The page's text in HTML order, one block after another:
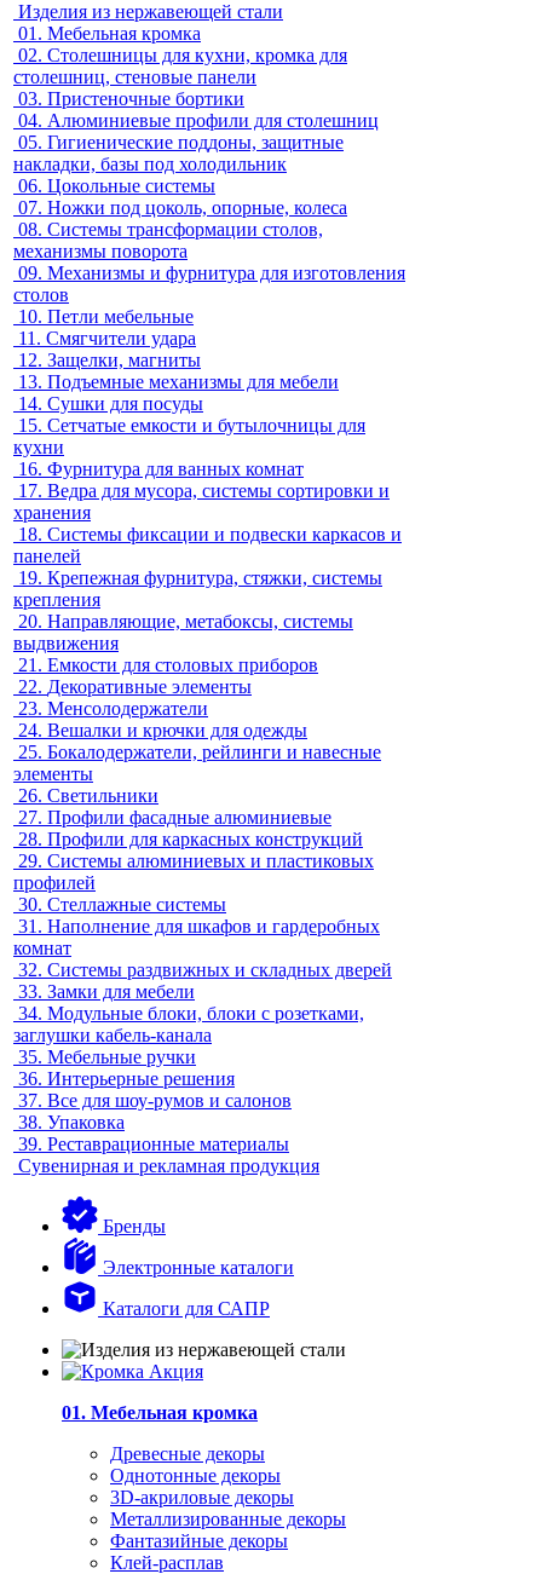
Изделия из нержавеющей стали
01. Мебельная кромка
02. Столешницы для кухни, кромка для
столешниц, стеновые панели
03. Пристеночные бортики
04. Алюминиевые профили для столешниц
05. Гигиенические поддоны, защитные
накладки, базы под холодильник
06. Цокольные системы
07. Ножки под цоколь, опорные, колеса
08. Системы трансформации столов,
механизмы поворота
09. Механизмы и фурнитура для изготовления
столов
10. Петли мебельные
11. Смягчители удара
12. Защелки, магниты
13. Подъемные механизмы для мебели
14. Сушки для посуды
15. Сетчатые емкости и бутылочницы для
кухни
16. Фурнитура для ванных комнат
17. Ведра для мусора, системы сортировки и
хранения
18. Системы фиксации и подвески каркасов и
панелей
19. Крепежная фурнитура, стяжки, системы
крепления
20. Направляющие, метабоксы, системы
выдвижения
21. Емкости для столовых приборов
22. Декоративные элементы
23. Менсолодержатели
24. Вешалки и крючки для одежды
25. Бокалодержатели, рейлинги и навесные
элементы
26. Светильники
27. Профили фасадные алюминиевые
28. Профили для каркасных конструкций
29. Системы алюминиевых и пластиковых
профилей
30. Стеллажные системы
31. Наполнение для шкафов и гардеробных
комнат
32. Системы раздвижных и складных дверей
33. Замки для мебели
34. Модульные блоки, блоки с розетками,
заглушки кабель-канала
35. Мебельные ручки
36. Интерьерные решения
37. Все для шоу-румов и салонов
38. Упаковка
39. Реставрационные материалы
Сувенирная и рекламная продукция
Бренды
Электронные каталоги
Каталоги для САПР
01. Мебельная кромка
Древесные декоры
Однотонные декоры
3D-акриловые декоры
Металлизированные декоры
Фантазийные декоры
Клей-расплав